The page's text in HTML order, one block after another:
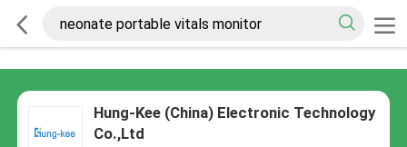
Hung-Kee (China) Electronic Technology
Co.,Ltd